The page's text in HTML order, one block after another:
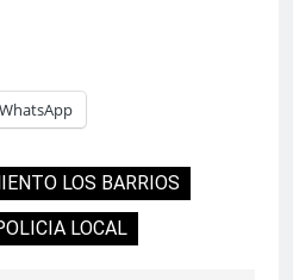
WhatsApp
LOS BARRIOS
LOCAL